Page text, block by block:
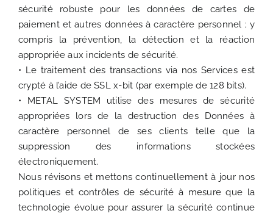
sécurité robuste pour les données de cartes de
paiement et autres données à caractère personnel ; y
compris la prévention, la détection et la réaction
appropriée aux incidents de sécurité.
• Le traitement des transactions via nos Services est
crypté à l’aide de SSL x-bit (par exemple de 128 bits).
• METAL SYSTEM utilise des mesures de sécurité
appropriées lors de la destruction des Données à
caractère personnel de ses clients telle que la
suppression des informations stockées
électroniquement.
Nous révisons et mettons continuellement à jour nos
politiques et contrôles de sécurité à mesure que la
technologie évolue pour assurer la sécurité continue